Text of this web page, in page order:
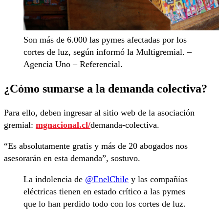
Son más de 6.000 las pymes afectadas por los
cortes de luz, según informó la Multigremial. –
Agencia Uno – Referencial.
¿Cómo sumarse a la demanda colectiva?
Para ello, deben ingresar al sitio web de la asociación
gremial: mgnacional.cl/demanda-colectiva.
“Es absolutamente gratis y más de 20 abogados nos
asesorarán en esta demanda”, sostuvo.
La indolencia de @EnelChile y las compañías
eléctricas tienen en estado crítico a las pymes
que lo han perdido todo con los cortes de luz.